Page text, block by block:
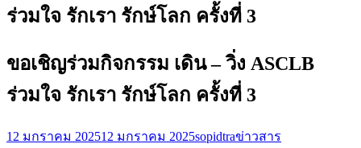
ร่วมใจ รักเรา รักษ์โลก ครั้งที่ 3
ขอเชิญร่วมกิจกรรม เดิน – วิ่ง ASCLB
ร่วมใจ รักเรา รักษ์โลก ครั้งที่ 3
12 มกราคม 202512 มกราคม 2025sopidtraข่าวสาร